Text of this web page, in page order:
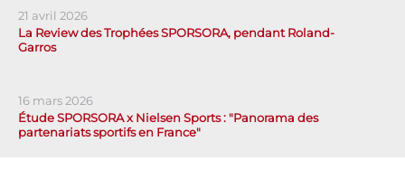
21 avril 2026
La Review des Trophées SPORSORA, pendant Roland-
Garros
16 mars 2026
Étude SPORSORA x Nielsen Sports : "Panorama des
partenariats sportifs en France"